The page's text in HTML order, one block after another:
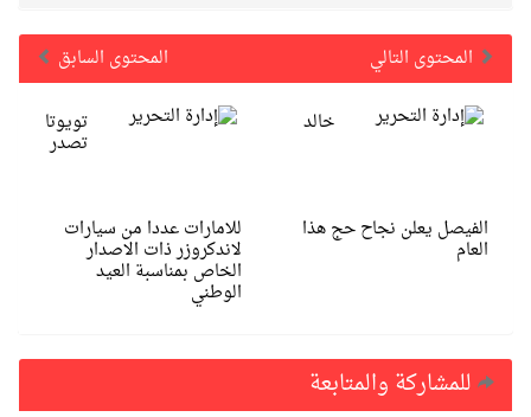
المحتوى السابق
المحتوى التالي
تويوتا
تصدر
للامارات عددا من سيارات
لاندكروزر ذات الاصدار
الخاص بمناسبة العيد
الوطني
خالد
الفيصل يعلن نجاح حج هذا
العام
للمشاركة والمتابعة